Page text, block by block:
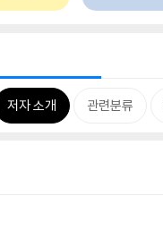
저자 소개 관련분류